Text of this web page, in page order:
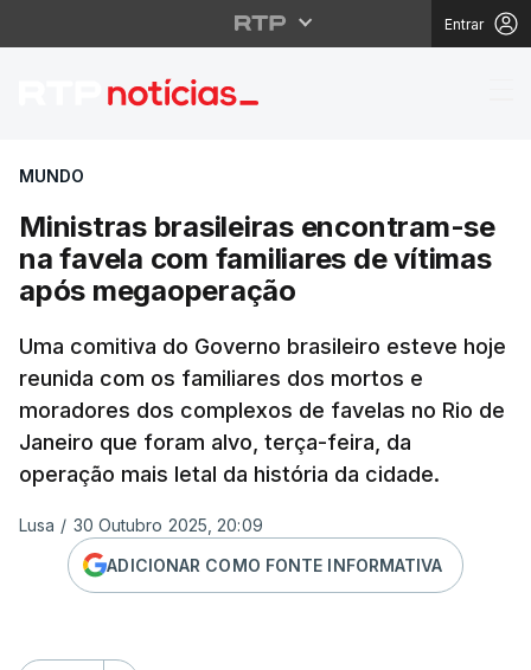
Entrar
Ministras brasileiras
MUNDO
Ministras brasileiras encontram-se
na favela com familiares de vítimas
após megaoperação
Uma comitiva do Governo brasileiro esteve hoje
reunida com os familiares dos mortos e
moradores dos complexos de favelas no Rio de
Janeiro que foram alvo, terça-feira, da
operação mais letal da história da cidade.
Lusa / 30 Outubro 2025, 20:09
ADICIONAR COMO FONTE INFORMATIVA